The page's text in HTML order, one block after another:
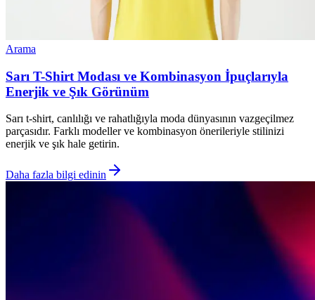
Arama
Sarı T-Shirt Modası ve Kombinasyon İpuçlarıyla
Enerjik ve Şık Görünüm
Sarı t-shirt, canlılığı ve rahatlığıyla moda dünyasının vazgeçilmez
parçasıdır. Farklı modeller ve kombinasyon önerileriyle stilinizi
enerjik ve şık hale getirin.
Daha fazla bilgi edinin